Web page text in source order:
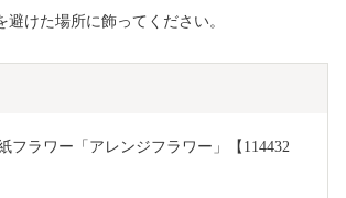
避けた場所に飾ってください。
フラワー「アレンジフラワー」【114432